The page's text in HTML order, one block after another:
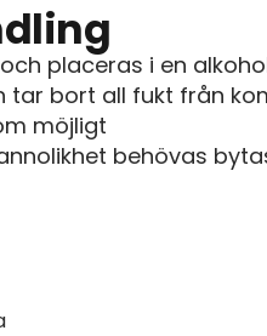
placeras i en
tar bort all fukt från
möjligt
behövas